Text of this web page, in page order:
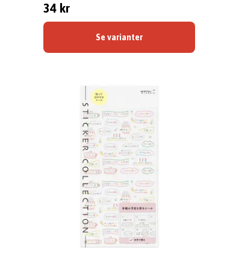
34 kr
Se varianter